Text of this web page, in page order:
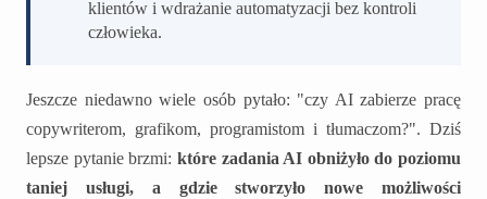
klientów i wdrażanie automatyzacji bez kontroli
człowieka.
Jeszcze niedawno wiele osób pytało: "czy AI zabierze pracę
copywriterom, grafikom, programistom i tłumaczom?". Dziś
lepsze pytanie brzmi: które zadania AI obniżyło do poziomu
taniej usługi, a gdzie stworzyło nowe możliwości